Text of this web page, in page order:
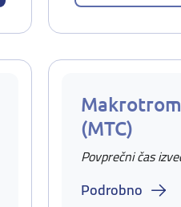
(MTC)
Povprečni čas
Podrobno